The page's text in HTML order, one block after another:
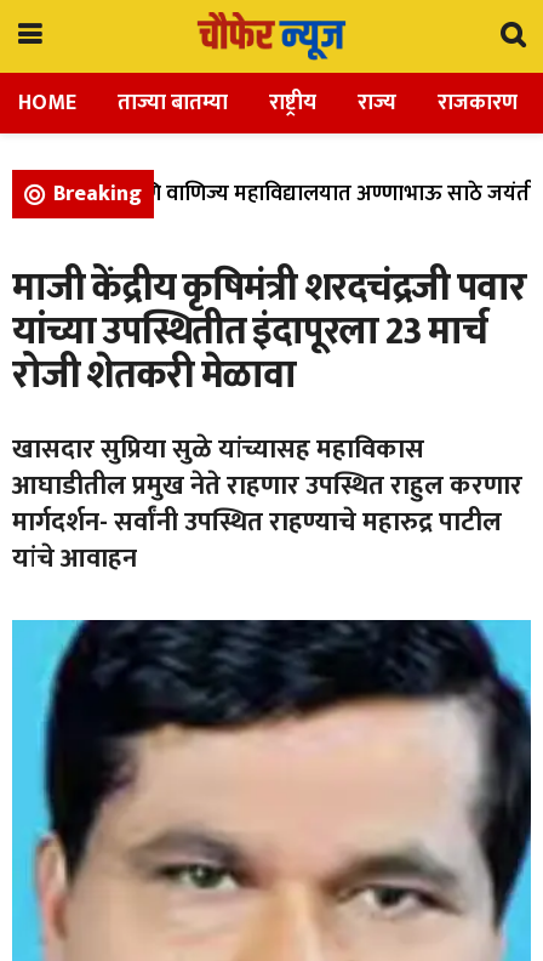
HOME ताज्या बातम्या राष्ट्रीय राज्य राजकारण
Breaking
विज्ञान, आणि वाणिज्य महाविद्यालयात अण्णाभाऊ साठे जयंती
माजी केंद्रीय कृषिमंत्री शरदचंद्रजी पवार
यांच्या उपस्थितीत इंदापूरला 23 मार्च
रोजी शेतकरी मेळावा
खासदार सुप्रिया सुळे यांच्यासह महाविकास
आघाडीतील प्रमुख नेते राहणार उपस्थित राहुल करणार
मार्गदर्शन- सर्वांनी उपस्थित राहण्याचे महारुद्र पाटील
यांचे आवाहन